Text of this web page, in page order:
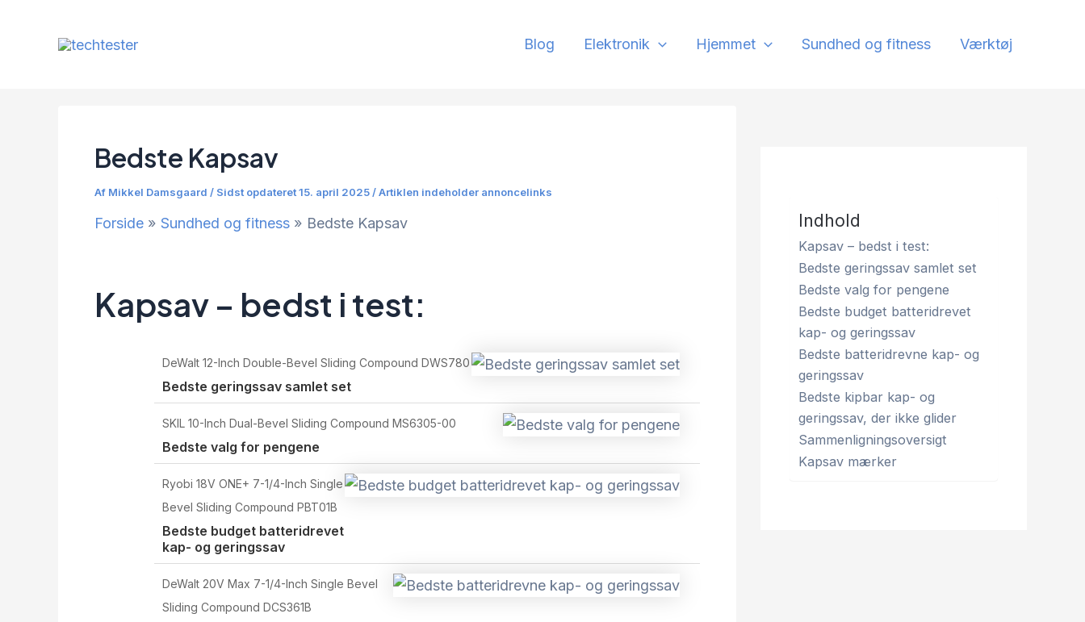
Blog Elektronik Hjemmet Sundhed og fitness Værktøj
Bedste Kapsav
Af Mikkel Damsgaard / Sidst opdateret 15. april 2025 / Artiklen indeholder annoncelinks
Forside Sundhed og fitness Bedste Kapsav
Kapsav – bedst i test:
DeWalt 12-Inch Double-Bevel Sliding Compound DWS780
Bedste geringssav samlet set
SKIL 10-Inch Dual-Bevel Sliding Compound MS6305-00
Bedste valg for pengene
Ryobi 18V ONE+ 7-1/4-Inch Single
Bevel Sliding Compound PBT01B
Bedste budget batteridrevet
kap- og geringssav
DeWalt 20V Max 7-1/4-Inch Single Bevel
Sliding Compound DCS361B
Indhold
Kapsav – bedst i test:
Bedste geringssav samlet set
Bedste valg for pengene
Bedste budget batteridrevet
kap- og geringssav
Bedste batteridrevne kap- og
geringssav
Bedste kipbar kap- og
geringssav, der ikke glider
Sammenligningsoversigt
Kapsav mærker